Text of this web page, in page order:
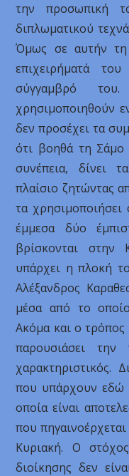
την προσωπική
διπλωματικού
Όμως σε αυτήν τη
επιχειρήματά
σύγγαμβρό
χρησιμοποιηθούν
δεν προσέχει τα
ότι βοηθά τη Σάμο
συνέπεια, δίνει
πλαίσιο ζητώντας
τα
έμμεσα δύο
βρίσκονται στην
υπάρχει η πλοκή
Αλέξανδρος
μέσα από το
Ακόμα και ο τρόπος
παρουσιάσει την
χαρακτηριστικός.
που υπάρχουν εδώ
οποία είναι
που
Κυριακή. Ο
διοίκησης δεν